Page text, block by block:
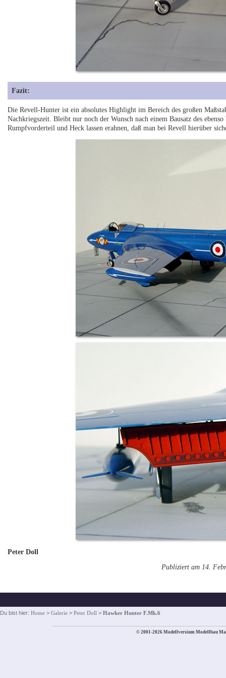
Fazit:
Die Revell-Hunter ist ein absolutes Highlight im Bereich des großen
Nachkriegszeit. Bleibt nur noch der Wunsch nach einem Bausatz des
Rumpfvorderteil und Heck lassen erahnen, daß man bei Revell hierüber
Peter Doll
Publiziert am 14.
Du bist hier: Home > Galerie > Peter Doll > Hawker Hunter F.Mk.6
© 2001-2026 Modellversium Modellbau